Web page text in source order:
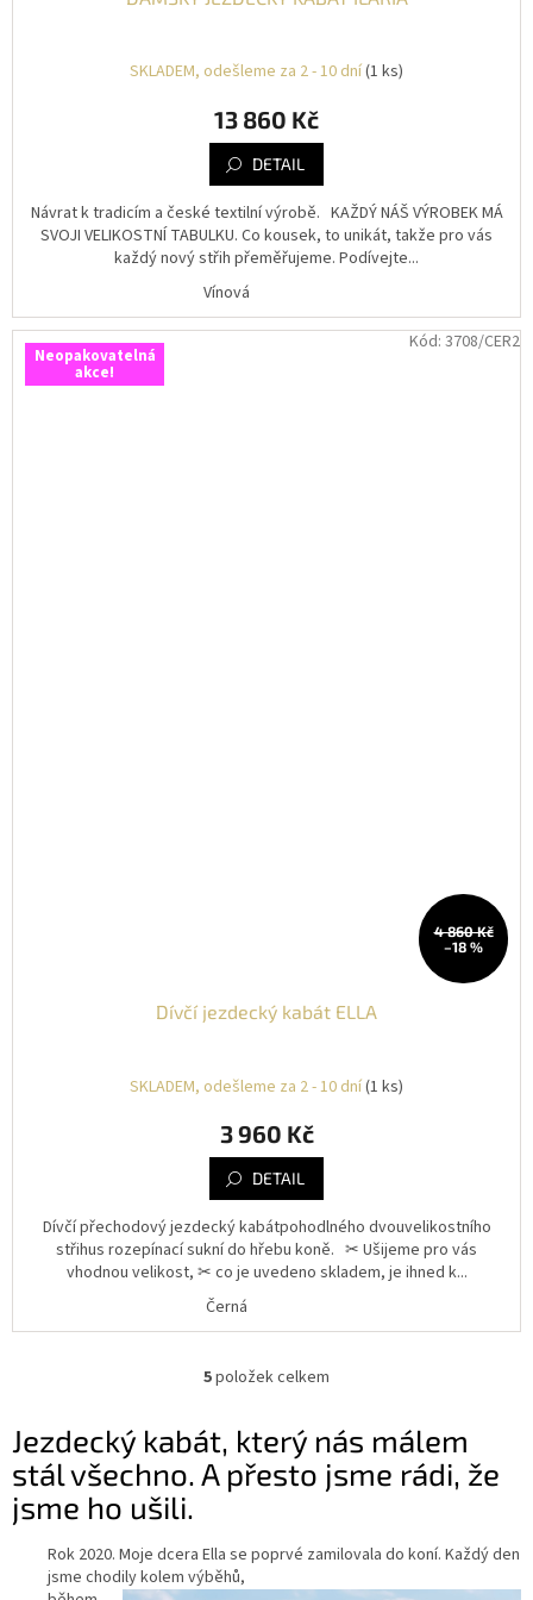
SKLADEM, odešleme za 2 - 10 dní(1 ks)
13 860 Kč
DETAIL
Návrat k tradicím a české textilní výrobě. KAŽDÝ NÁŠ VÝROBEK MÁ
SVOJI VELIKOSTNÍ TABULKU. Co kousek, to unikát, takže pro vás
každý nový střih přeměřujeme. Podívejte...
Vínová
Neopakovatelná
akce!
4 860 Kč
–18 %
Dívčí jezdecký kabát ELLA
SKLADEM, odešleme za 2 - 10 dní(1 ks)
3 960 Kč
DETAIL
Dívčí přechodový jezdecký kabátpohodlného dvouvelikostního
střihus rozepínací sukní do hřebu koně. ✂︎ Ušijeme pro vás
vhodnou velikost, ✂︎ co je uvedeno skladem, je ihned k...
Černá
Kód: 3708/CER2
O
l
á
d
í
p
r
5položek celkem
Jezdecký kabát, který nás málem
stál všechno. A přesto jsme rádi, že
jsme ho ušili.
Rok 2020. Moje dcera Ella se poprvé zamilovala do koní. Každý den
jsme chodily kolem výběhů,